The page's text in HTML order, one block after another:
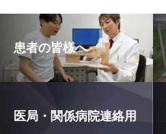
患者の皆様へ
医局・関係病院連絡用